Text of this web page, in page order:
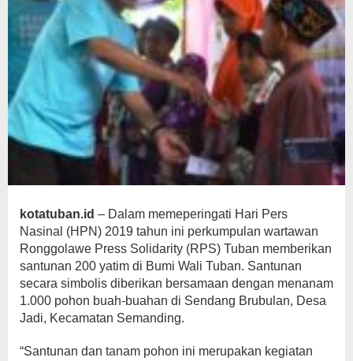
kotatuban.id – Dalam memeperingati Hari Pers
Nasinal (HPN) 2019 tahun ini perkumpulan wartawan
Ronggolawe Press Solidarity (RPS) Tuban memberikan
santunan 200 yatim di Bumi Wali Tuban. Santunan
secara simbolis diberikan bersamaan dengan menanam
1.000 pohon buah-buahan di Sendang Brubulan, Desa
Jadi, Kecamatan Semanding.
“Santunan dan tanam pohon ini merupakan kegiatan